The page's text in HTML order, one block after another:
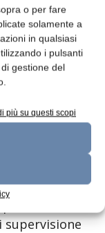
o per fare
solamente a
in qualsiasi
i pulsanti
gestione del
più su questi scopi
si
l’attrazione
impresa
di
e il
unico di
supervisione